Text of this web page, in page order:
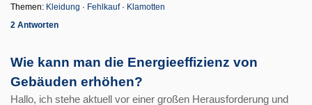
Themen: Kleidung · Fehlkauf· Klamotten
2 Antworten
Wie kann man die Energieeffizienz von
Gebäuden erhöhen?
Hallo, ich stehe aktuell vor einer großen Herausforderung und